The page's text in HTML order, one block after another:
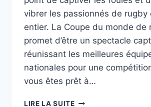
vibrer les passionnés de rugby
entier. La Coupe du monde de
promet d’être un spectacle
réunissant les meilleures
nationales pour une
vous êtes prêt à…
LIRE LA SUITECOMMENT